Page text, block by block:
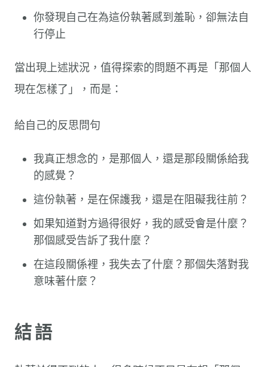
你發現自己在為這份執著感到羞恥，卻無法自
行停止
當出現上述狀況，值得探索的問題不再是「那個人
現在怎樣了」，而是：
給自己的反思問句
我真正想念的，是那個人，還是那段關係給我
的感覺？
這份執著，是在保護我，還是在阻礙我往前？
如果知道對方過得很好，我的感受會是什麼？
那個感受告訴了我什麼？
在這段關係裡，我失去了什麼？那個失落對我
意味著什麼？
結語